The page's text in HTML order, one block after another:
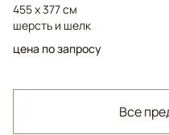
455 x 377 см
шерсть и шелк
цена по запросу
Все